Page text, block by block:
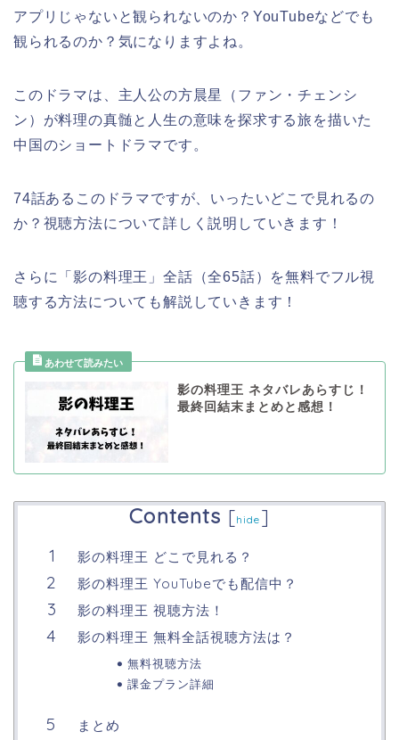
アプリじゃないと観られないのか？YouTubeなどでも
観られるのか？気になりますよね。
このドラマは、主人公の方晨星（ファン・チェンシ
ン）が料理の真髄と人生の意味を探求する旅を描いた
中国のショートドラマです。
74話あるこのドラマですが、いったいどこで見れるの
か？視聴方法について詳しく説明していきます！
さらに「影の料理王」全話（全65話）を無料でフル視
聴する方法についても解説していきます！
影の料理王 ネタバレあらすじ！
最終回結末まとめと感想！
Contents [hide ]
影の料理王 どこで見れる？
影の料理王 YouTubeでも配信中？
影の料理王 視聴方法！
影の料理王 無料全話視聴方法は？
無料視聴方法
課金プラン詳細
まとめ